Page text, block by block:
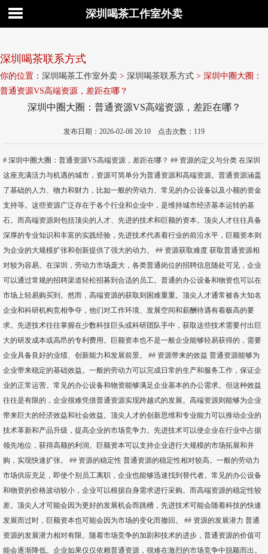
深圳喝茶工作室外卖
深圳喝茶联系方式
你的位置： 深圳喝茶工作室外卖 > 深圳喝茶联系方式 > 深圳中圈大圈：
普通资源VS高端资源，差距在哪？
深圳中圈大圈：普通资源VS高端资源，差距在哪？
发布日期：2026-02-08 20:10 点击次数：119
# 深圳中圈大圈：普通资源VS高端资源，差距在哪？ ## 资源的定义与分类 在深圳
这座充满活力与机遇的城市，资源可简单分为普通资源和高端资源。普通资源涵盖
了基础的人力、物力和财力，比如一般的劳动力、常见的办公设备以及小额的资金
支持等。这些资源广泛存在于各个行业和企业中，是维持城市经济基本运转的基
石。而高端资源则包括顶尖的人才、先进的技术和巨额的资本。顶尖人才往往具备
深厚的专业知识和丰富的实践经验，先进技术代表着行业的前沿水平，巨额资本则
为企业的大规模扩张和创新提供了强大的动力。 ## 资源获取难度 获取普通资源相
对较为容易。在深圳，劳动力市场庞大，各类普通岗位的招聘信息随处可见，企业
可以通过常规的招聘渠道轻松招募到合适的员工。普通的办公设备和物资也可以在
市场上轻易购买到。然而，高端资源的获取则困难重重。顶尖人才通常被各大知名
企业和科研机构竞相争夺，他们对工作环境、发展空间和薪酬待遇有着极高的要
求。先进技术往往掌握在少数科技巨头或科研团队手中，获取这些技术需要付出巨
大的研发成本或高昂的专利费用。巨额资本也不是一般企业能够轻易获得的，需要
企业具备良好的业绩、创新能力和发展前景。 ## 资源带来的效益 普通资源能够为
企业带来稳定的基础效益。一般的劳动力可以完成日常的生产和服务工作，保证企
业的正常运营。常见的办公设备和物资能够满足企业基本的办公需求。但这种效益
往往是有限的，企业很难凭借普通资源实现跨越式的发展。高端资源则能够为企业
带来巨大的经济效益和社会效益。顶尖人才的创新思维和专业能力可以推动企业的
技术革新和产品升级，提高企业的市场竞争力。先进技术可以使企业在行业中占据
领先地位，获得高额的利润。巨额资本可以支持企业进行大规模的市场拓展和并
购，实现快速扩张。 ## 资源的稳定性 普通资源的稳定性相对较高。一般的劳动力
市场供应充足，即使个别员工离职，企业也能够迅速找到替代者。常见的办公设备
和物资的价格波动较小，企业可以根据自身需求进行采购。而高端资源的稳定性较
差。顶尖人才可能会因为更好的发展机会而跳槽，先进技术可能会随着科技的快速
发展而过时，巨额资本也可能会因为市场的变化而撤回。 ## 资源的发展潜力 普通
资源的发展潜力相对有限。随着市场竞争的加剧和技术的进步，普通资源的价值可
能会逐渐降低。企业如果仅仅依赖普通资源，很难在激烈的市场竞争中脱颖而出。